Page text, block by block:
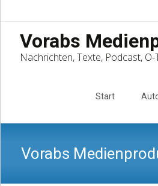
Vorabs
Nachrichten, Texte, Podcast, O-
Start
Vorabs